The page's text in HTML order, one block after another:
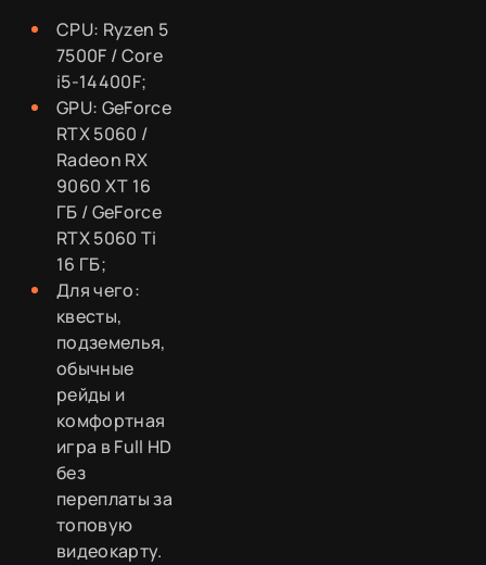
CPU: Ryzen 5
7500F / Core
i5-14400F;
GPU: GeForce
RTX 5060 /
Radeon RX
9060 XT 16
ГБ / GeForce
RTX 5060 Ti
16 ГБ;
Для чего:
квесты,
подземелья,
обычные
рейды и
комфортная
игра в Full HD
без
переплаты за
топовую
видеокарту.